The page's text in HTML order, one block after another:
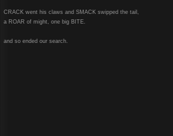
CRACK went his claws and SMACK swipped the tail,
a ROAR of might, one big BITE.
and so ended our search.